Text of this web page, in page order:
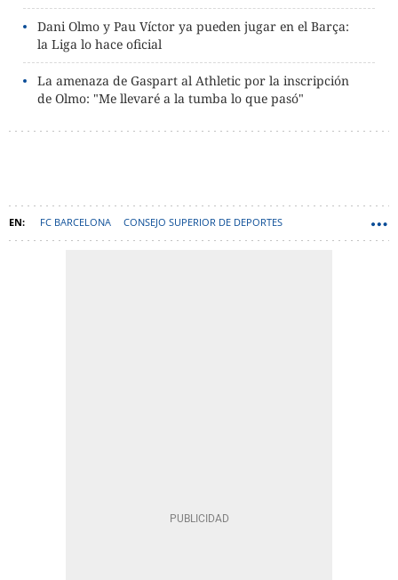
Dani Olmo y Pau Víctor ya pueden jugar en el Barça:
la Liga lo hace oficial
La amenaza de Gaspart al Athletic por la inscripción
de Olmo: "Me llevaré a la tumba lo que pasó"
FC BARCELONA CONSEJO SUPERIOR DE DEPORTES